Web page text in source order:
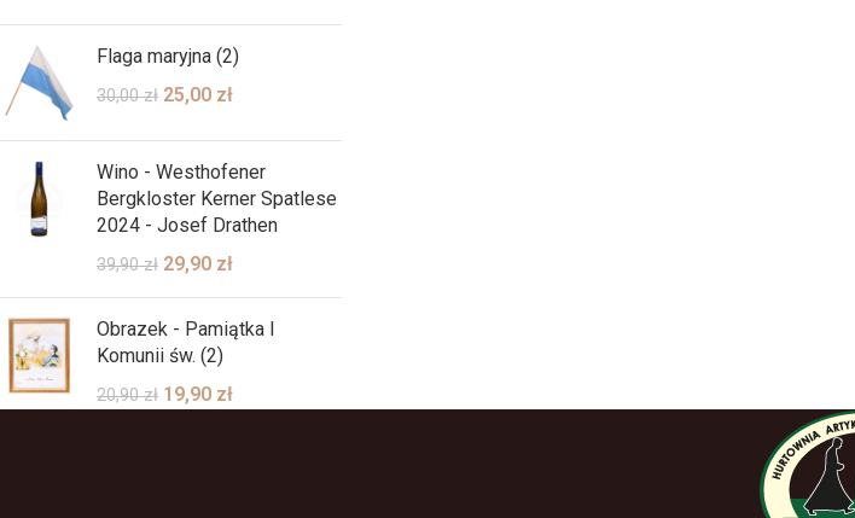
Flaga maryjna (2)
30,00zł 25,00 zł
Wino - Westhofener
Bergkloster Kerner Spatlese
2024 - Josef Drathen
39,90zł 29,90 zł
Obrazek - Pamiątka I
Komunii św. (2)
20,90zł 19,90 zł